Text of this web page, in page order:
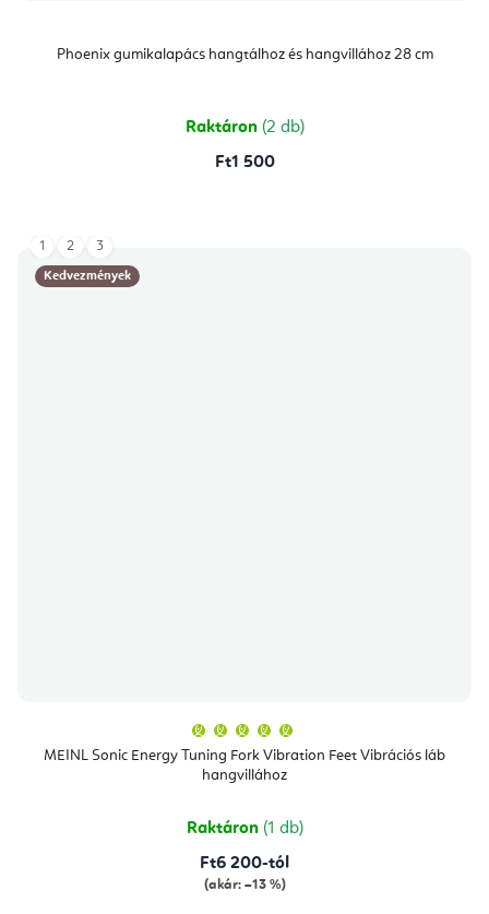
Phoenix gumikalapács hangtálhoz és hangvillához 28 cm
Raktáron (2 db)
Ft1 500
Kedvezmények
MEINL Sonic Energy Tuning Fork Vibration Feet Vibrációs láb
hangvillához
átlagos
értékelése
csillag.
Raktáron (1 db)
Ft6 200-tól
(akár: –13 %)
1 2 3